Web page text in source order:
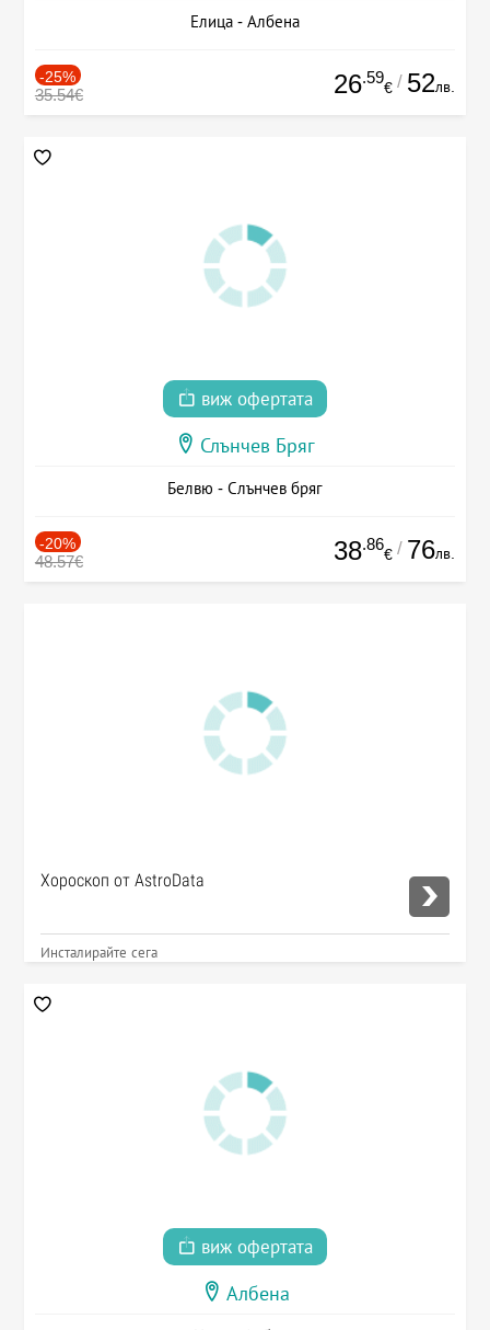
Елица - Албена
-25%
35.54€ 26.59
€ / 52лв.
виж офертата
Слънчев Бряг
Белвю - Слънчев бряг
-20%
48.57€ 38.86
€ / 76лв.
Хороскоп от AstroData
Инсталирайте сега
виж офертата
Албена